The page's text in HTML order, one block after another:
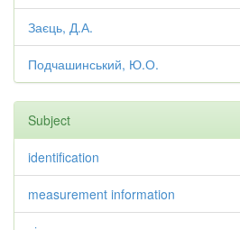
Заєць, Д.А.
Подчашинський, Ю.О.
Subject
identification
measurement information